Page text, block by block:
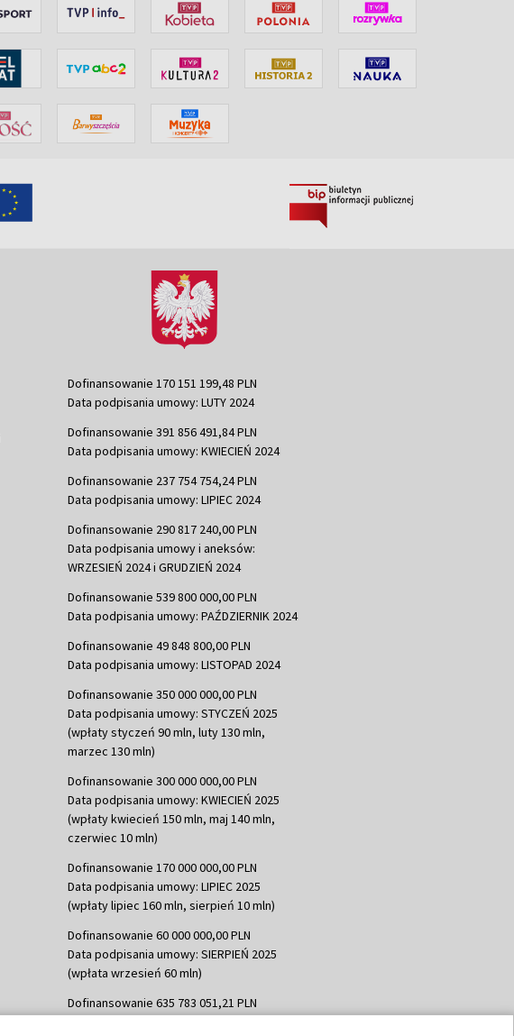
Dofinansowanie 170 151 199,48 PLN
Data podpisania umowy: LUTY 2024
Dofinansowanie 391 856 491,84 PLN
Data podpisania umowy: KWIECIEŃ 2024
Dofinansowanie 237 754 754,24 PLN
Data podpisania umowy: LIPIEC 2024
Dofinansowanie 290 817 240,00 PLN
Data podpisania umowy i aneksów:
WRZESIEŃ 2024 i GRUDZIEŃ 2024
Dofinansowanie 539 800 000,00 PLN
Data podpisania umowy: PAŹDZIERNIK 2024
Dofinansowanie 49 848 800,00 PLN
Data podpisania umowy: LISTOPAD 2024
Dofinansowanie 350 000 000,00 PLN
Data podpisania umowy: STYCZEŃ 2025
(wpłaty styczeń 90 mln, luty 130 mln,
marzec 130 mln)
Dofinansowanie 300 000 000,00 PLN
Data podpisania umowy: KWIECIEŃ 2025
(wpłaty kwiecień 150 mln, maj 140 mln,
czerwiec 10 mln)
Dofinansowanie 170 000 000,00 PLN
Data podpisania umowy: LIPIEC 2025
(wpłaty lipiec 160 mln, sierpień 10 mln)
Dofinansowanie 60 000 000,00 PLN
Data podpisania umowy: SIERPIEŃ 2025
(wpłata wrzesień 60 mln)
Dofinansowanie 635 783 051,21 PLN